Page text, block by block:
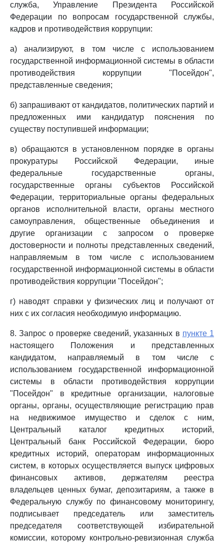
служба, Управление Президента Российской
Федерации по вопросам государственной службы,
кадров и противодействия коррупции:
а) анализируют, в том числе с использованием
государственной информационной системы в области
противодействия коррупции "Посейдон",
представленные сведения;
б) запрашивают от кандидатов, политических партий и
предложенных ими кандидатур пояснения по
существу поступившей информации;
в) обращаются в установленном порядке в органы
прокуратуры Российской Федерации, иные
федеральные государственные органы,
государственные органы субъектов Российской
Федерации, территориальные органы федеральных
органов исполнительной власти, органы местного
самоуправления, общественные объединения и
другие организации с запросом о проверке
достоверности и полноты представленных сведений,
направляемым в том числе с использованием
государственной информационной системы в области
противодействия коррупции "Посейдон";
г) наводят справки у физических лиц и получают от
них с их согласия необходимую информацию.
8. Запрос о проверке сведений, указанных в пункте 1
настоящего Положения и представленных
кандидатом, направляемый в том числе с
использованием государственной информационной
системы в области противодействия коррупции
"Посейдон" в кредитные организации, налоговые
органы, органы, осуществляющие регистрацию прав
на недвижимое имущество и сделок с ним,
Центральный каталог кредитных историй,
Центральный банк Российской Федерации, бюро
кредитных историй, операторам информационных
систем, в которых осуществляется выпуск цифровых
финансовых активов, держателям реестра
владельцев ценных бумаг, депозитариям, а также в
Федеральную службу по финансовому мониторингу,
подписывает председатель или заместитель
председателя соответствующей избирательной
комиссии, которому контрольно-ревизионная служба